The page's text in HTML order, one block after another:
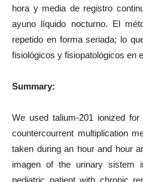
hora y media de registro
ayuno líquido nocturno. El
repetido en forma seriada; lo
fisiológicos y fisiopatológicos en
Summary:
We used talium-201 ionized
countercourrent multiplication
taken during an hour and hour
imagen of the urinary sistem
pediatric patient with chronic